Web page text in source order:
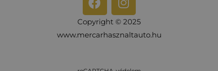
Copyright © 2025
www.mercarhasznaltauto.hu